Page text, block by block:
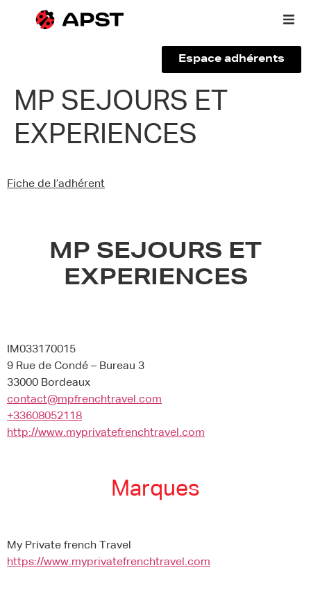
Qui sommes-nous ?
Vous êtes un voyageur
Espace adhérents
MP SEJOURS ET
EXPERIENCES
Fiche de l’adhérent
MP SEJOURS ET
EXPERIENCES
IM033170015
9 Rue de Condé – Bureau 3
33000 Bordeaux
contact@mpfrenchtravel.com
+33608052118
http://www.myprivatefrenchtravel.com
Marques
My Private french Travel
https://www.myprivatefrenchtravel.com